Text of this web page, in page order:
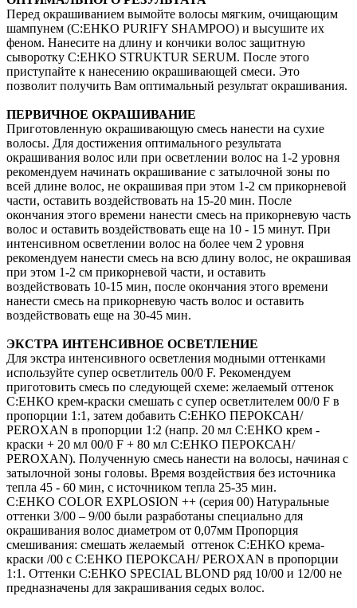
Перед окрашиванием вымойте волосы мягким, очищающим
шампунем (C:EHKO PURIFY SHAMPOO) и высушите их
феном. Нанесите на длину и кончики волос защитную
сыворотку C:EHKO STRUKTUR SERUM. После этого
приступайте к нанесению окрашивающей смеси. Это
позволит получить Вам оптимальный результат окрашивания.
ПЕРВИЧНОЕ ОКРАШИВАНИЕ
Приготовленную окрашивающую смесь нанести на сухие
волосы. Для достижения оптимального результата
окрашивания волос или при осветлении волос на 1-2 уровня
рекомендуем начинать окрашивание с затылочной зоны по
всей длине волос, не окрашивая при этом 1-2 см прикорневой
части, оставить воздействовать на 15-20 мин. После
окончания этого времени нанести смесь на прикорневую часть
волос и оставить воздействовать еще на 10 - 15 минут. При
интенсивном осветлении волос на более чем 2 уровня
рекомендуем нанести смесь на всю длину волос, не окрашивая
при этом 1-2 см прикорневой части, и оставить
воздействовать 10-15 мин, после окончания этого времени
нанести смесь на прикорневую часть волос и оставить
воздействовать еще на 30-45 мин.
ЭКСТРА ИНТЕНСИВНОЕ ОСВЕТЛЕНИЕ
Для экстра интенсивного осветления модными оттенками
используйте супер осветлитель 00/0 F. Рекомендуем
приготовить смесь по следующей схеме: желаемый оттенок
С:ЕНКО крем-краски смешать с супер осветлителем 00/0 F в
пропорции 1:1, затем добавить С:ЕНКО ПЕРОКСАН/
PEROXAN в пропорции 1:2 (напр. 20 мл С:ЕНКО крем -
краски + 20 мл 00/0 F + 80 мл С:ЕНКО ПЕРОКСАН/
PEROXAN). Полученную смесь нанести на волосы, начиная с
затылочной зоны головы. Время воздействия без источника
тепла 45 - 60 мин, с источником тепла 25-35 мин.
C:EHKO COLOR EXPLOSION ++ (серия 00) Натуральные
оттенки 3/00 – 9/00 были разработаны специально для
окрашивания волос диаметром от 0,07мм Пропорция
смешивания: смешать желаемый оттенок С:ЕНКО крема-
краски /00 с С:ЕНКО ПЕРОКСАН/ PEROXAN в пропорции
1:1. Оттенки С:ЕНКО SPECIAL BLOND ряд 10/00 и 12/00 не
предназначены для закрашивания седых волос.